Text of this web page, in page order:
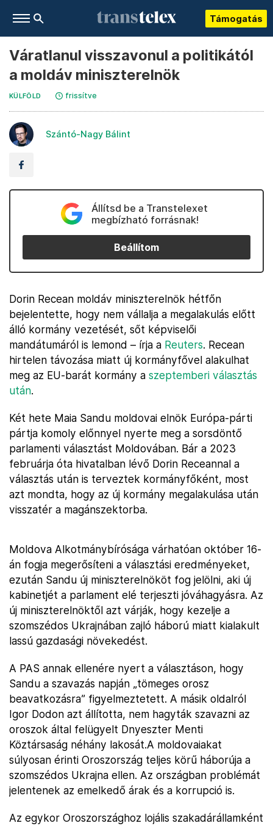
Támogatás
Váratlanul visszavonul a politikától
a moldáv miniszterelnök
KÜLFÖLD frissítve
Szántó-Nagy Bálint
Állítsd be a Transtelexet
megbízható forrásnak!
Beállítom
Dorin Recean moldáv miniszterelnök hétfőn
bejelentette, hogy nem vállalja a megalakulás előtt
álló kormány vezetését, sőt képviselői
mandátumáról is lemond – írja a Reuters. Recean
hirtelen távozása miatt új kormányfővel alakulhat
meg az EU-barát kormány a szeptemberi választás
után.
Két hete Maia Sandu moldovai elnök Európa-párti
pártja komoly előnnyel nyerte meg a sorsdöntő
parlamenti választást Moldovában. Bár a 2023
februárja óta hivatalban lévő Dorin Receannal a
választás után is terveztek kormányfőként, most
azt mondta, hogy az új kormány megalakulása után
visszatér a magánszektorba.
Moldova Alkotmánybírósága várhatóan október 16-
án fogja megerősíteni a választási eredményeket,
ezután Sandu új miniszterelnököt fog jelölni, aki új
kabinetjét a parlament elé terjeszti jóváhagyásra. Az
új miniszterelnöktől azt várják, hogy kezelje a
szomszédos Ukrajnában zajló háború miatt kialakult
lassú gazdasági növekedést.
A PAS annak ellenére nyert a választáson, hogy
Sandu a szavazás napján „tömeges orosz
beavatkozásra” figyelmeztetett. A másik oldalról
Igor Dodon azt állította, nem hagyták szavazni az
oroszok által felügyelt Dnyeszter Menti
Köztársaság néhány lakosát.A moldovaiakat
súlyosan érinti Oroszország teljes körű háborúja a
szomszédos Ukrajna ellen. Az országban problémát
jelentenek az emelkedő árak és a korrupció is.
Az egykor Oroszországhoz lojális szakadárállamként